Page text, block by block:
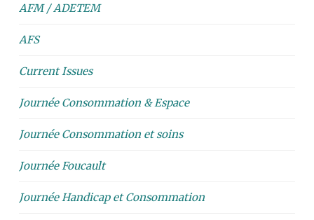
AFM / ADETEM
AFS
Current Issues
Journée Consommation & Espace
Journée Consommation et soins
Journée Foucault
Journée Handicap et Consommation